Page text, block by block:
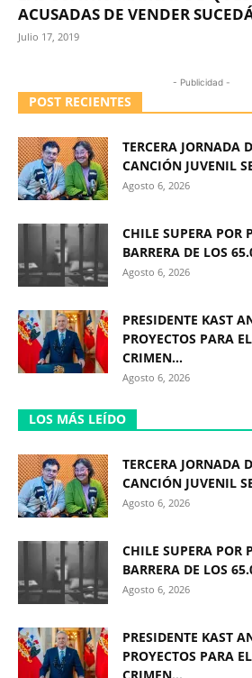
ACUSADAS DE VENDER
Julio 17, 2019
- Publicidad -
POST RECIENTES
TERCERA JORNADA
CANCIÓN JUVENIL
Agosto 6, 2026
CHILE SUPERA POR
BARRERA DE LOS
Agosto 6, 2026
PRESIDENTE KAST
PROYECTOS PARA
CRIMEN...
Agosto 6, 2026
LOS MÁS LEÍDO
TERCERA JORNADA
CANCIÓN JUVENIL
Agosto 6, 2026
CHILE SUPERA POR
BARRERA DE LOS
Agosto 6, 2026
PRESIDENTE KAST
PROYECTOS PARA